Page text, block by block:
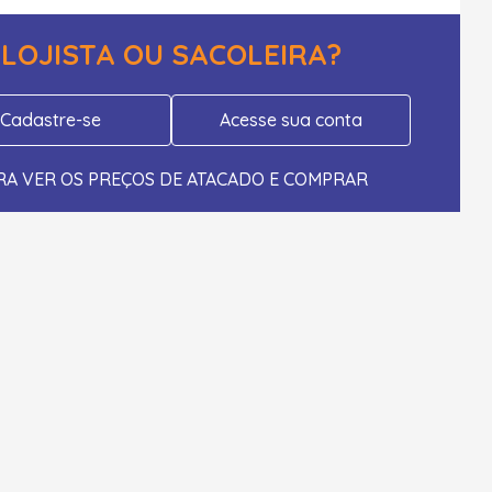
LOJISTA OU SACOLEIRA?
Cadastre-se Acesse sua conta
VER OS PREÇOS DE ATACADO E COMPRAR